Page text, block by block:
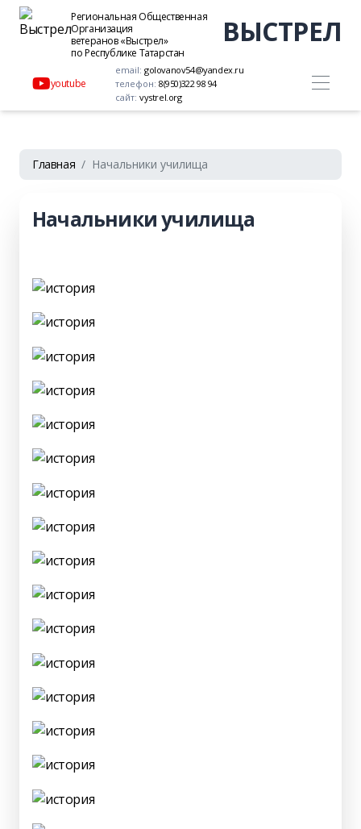
Региональная Общественная
Организация
ветеранов «Выстрел»
по Республике Татарстан
ВЫСТРЕЛ
youtube
email: golovanov54@yandex.ru
телефон: 8(950)322 98 94
сайт: vystrel.org
Главная Начальники училища
Начальники училища